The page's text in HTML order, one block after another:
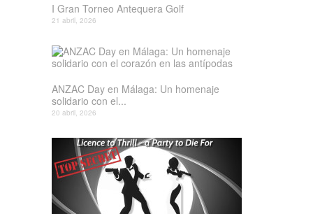
I Gran Torneo Antequera Golf
21 abril, 2026
ANZAC Day en Málaga: Un homenaje
solidario con el...
20 abril, 2026